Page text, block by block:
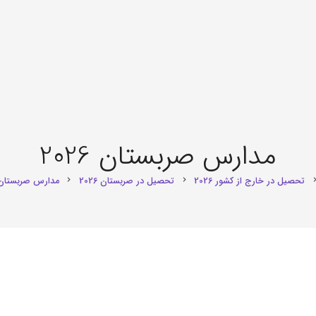
مدارس صربستان 2026
chevron_right تحصیل در خارج از کشور 2026 chevron_right تحصیل در صربستان 2026 chevron_right مدارس صربستان